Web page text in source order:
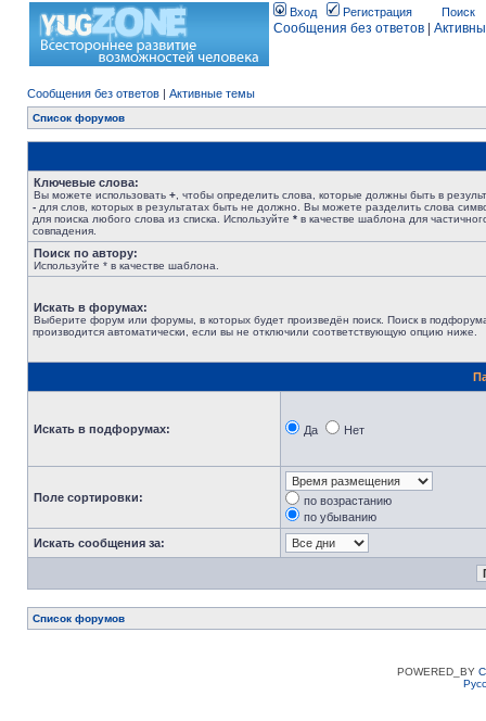
Вход Регистрация Поиск
Сообщения без ответов
Сообщения без ответов | Активные темы
Список форумов
Ключевые слова:
Вы можете использовать + , чтобы определить слова, которые должны быть в
- для слов, которых в результатах быть не должно. Вы можете разделить слова
для поиска любого слова из списка. Используйте * в качестве шаблона для
совпадения.
Поиск по автору:
Используйте * в качестве шаблона.
Искать в форумах:
Выберите форум или форумы, в которых будет произведён поиск. Поиск в
производится автоматически, если вы не отключили соответствующую опцию ниже.
Искать в подфорумах: Да Нет
Поле сортировки:
по возрастанию
по убыванию
Искать сообщения за:
Список форумов
POWERED_BY